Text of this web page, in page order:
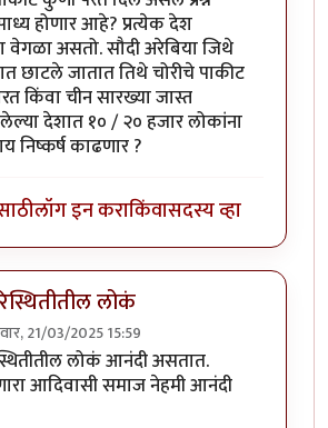
होणार आहे? प्रत्येक देश
वेगळा असतो. सौदी अरेबिया जिथे
छाटले जातात तिथे चोरीचे पाकीट
किंवा चीन सारख्या जास्त
देशात १० / २० हजार लोकांना
निष्कर्ष काढणार ?
लॉग इन कराकिंवासदस्य व्हा
लोकं
21/03/2025 15:59
आनंदी देशbyसुक्या
लोकं आनंदी असतात.
आदिवासी समाज नेहमी आनंदी